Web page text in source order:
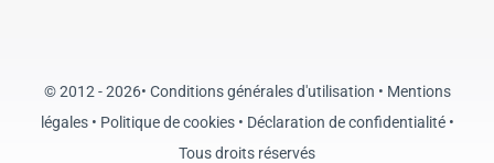
© 2012 - 2026• Conditions générales d'utilisation • Mentions
légales• Politique de cookies• Déclaration de confidentialité•
Tous droits réservés